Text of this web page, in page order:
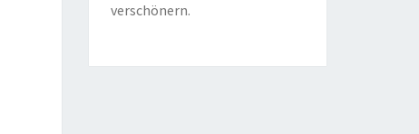
verschönern.